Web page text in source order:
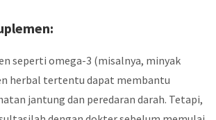
seperti omega-3 (misalnya, minyak
herbal tertentu dapat membantu
jantung dan peredaran darah. Tetapi,